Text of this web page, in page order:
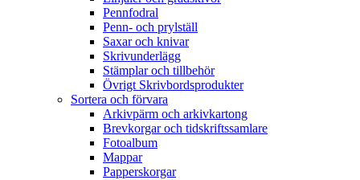
Pennfodral
Penn- och prylställ
Saxar och knivar
Skrivunderlägg
Stämplar och tillbehör
Övrigt Skrivbordsprodukter
Sortera och förvara
Arkivpärm och arkivkartong
Brevkorgar och tidskriftssamlare
Fotoalbum
Mappar
Papperskorgar